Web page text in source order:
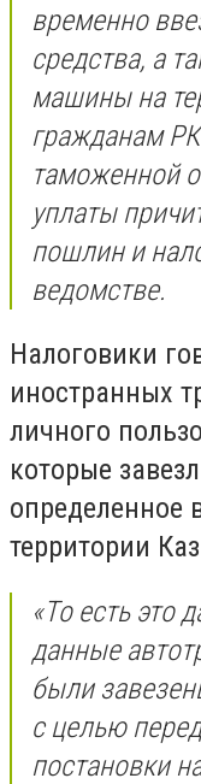
временно
средства, а
машины на
гражданам
таможенной
уплаты
пошлин и
ведомстве.
Налоговики
иностранных
личного
которые
определенное
территории
«То есть это
данные
были
с целью
постановки